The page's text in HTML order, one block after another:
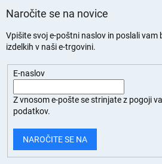
Naročite se na novice
Vpišite svoj e-poštni naslov in poslali vam
izdelkih v naši e-trgovini.
E-naslov
Z vnosom e-pošte se strinjate z pogoji
podatkov.
NAROČITE SE NA